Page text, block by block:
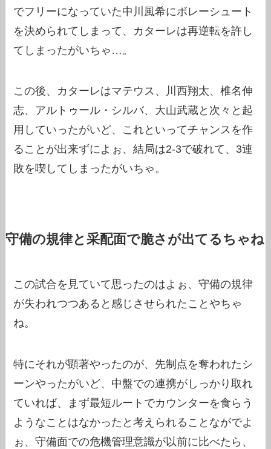
でフリーになっていた中川風希にボレーシュート
を決められてしまって、カターレは再逆転を許し
てしまったがいちゃ…。
この後、カターレはマテウス、川西翔太、椎名伸
志、アルトゥール・シルバ、大山武蔵と次々と起
用していったがいど、これといってチャンスを作
ることが出来ずによぉ、結局は2-3で破れて、3連
敗を喫してしまったがいちゃ。
守備の規律と采配面で脆さが出てるちゃね
この試合を見ていて思ったのはよぉ、守備の規律
が失われつつあると感じさせられたことやちゃ
ね。
特にそれが顕著やったのが、先制点を奪われたシ
ーンやったがいど、中盤での連携がしっかり取れ
ていれば、まず最短ルートでカウンターを食らう
ようなことはなかったと考えられることながでよ
ぉ、守備面での危機管理意識が以前に比べたら、